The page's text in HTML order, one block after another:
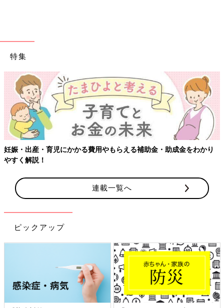
特集
【ワクチン接種できるものも】妊婦の感染症対策、知っておいて！
連載一覧へ
ピックアップ